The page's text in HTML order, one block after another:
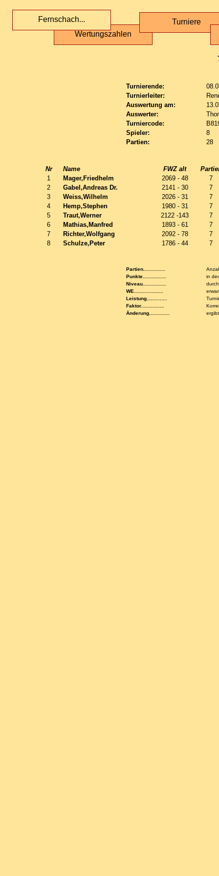
Wertungszahlen
Fernschach... Turniere
Turnierende:
Turnierleiter:
Auswertung am:
Auswerter:
Turniercode:
Spieler:
8
Partien:
28
Nr Name FWZ alt
1
Mager,Friedhelm 2069 - 48
7
2
Gabel,Andreas Dr. 2141 - 30
7
3
Weiss,Wilhelm 2026 - 31
7
4
Hemp,Stephen 1980 - 31
7
5
Traut,Werner 2122 -143
7
6
Mathias,Manfred 1893 - 61
7
7
Richter,Wolfgang 2092 - 78
7
8
Schulze,Peter 1786 - 44 7
Partien...............
Punkte................
in
Niveau................
WE....................
Leistung..............
Faktor................
Änderung..............